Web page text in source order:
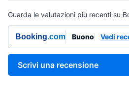
Guarda le valutazioni più recenti su
Booking.com Buono Vedi
Scrivi una recensione